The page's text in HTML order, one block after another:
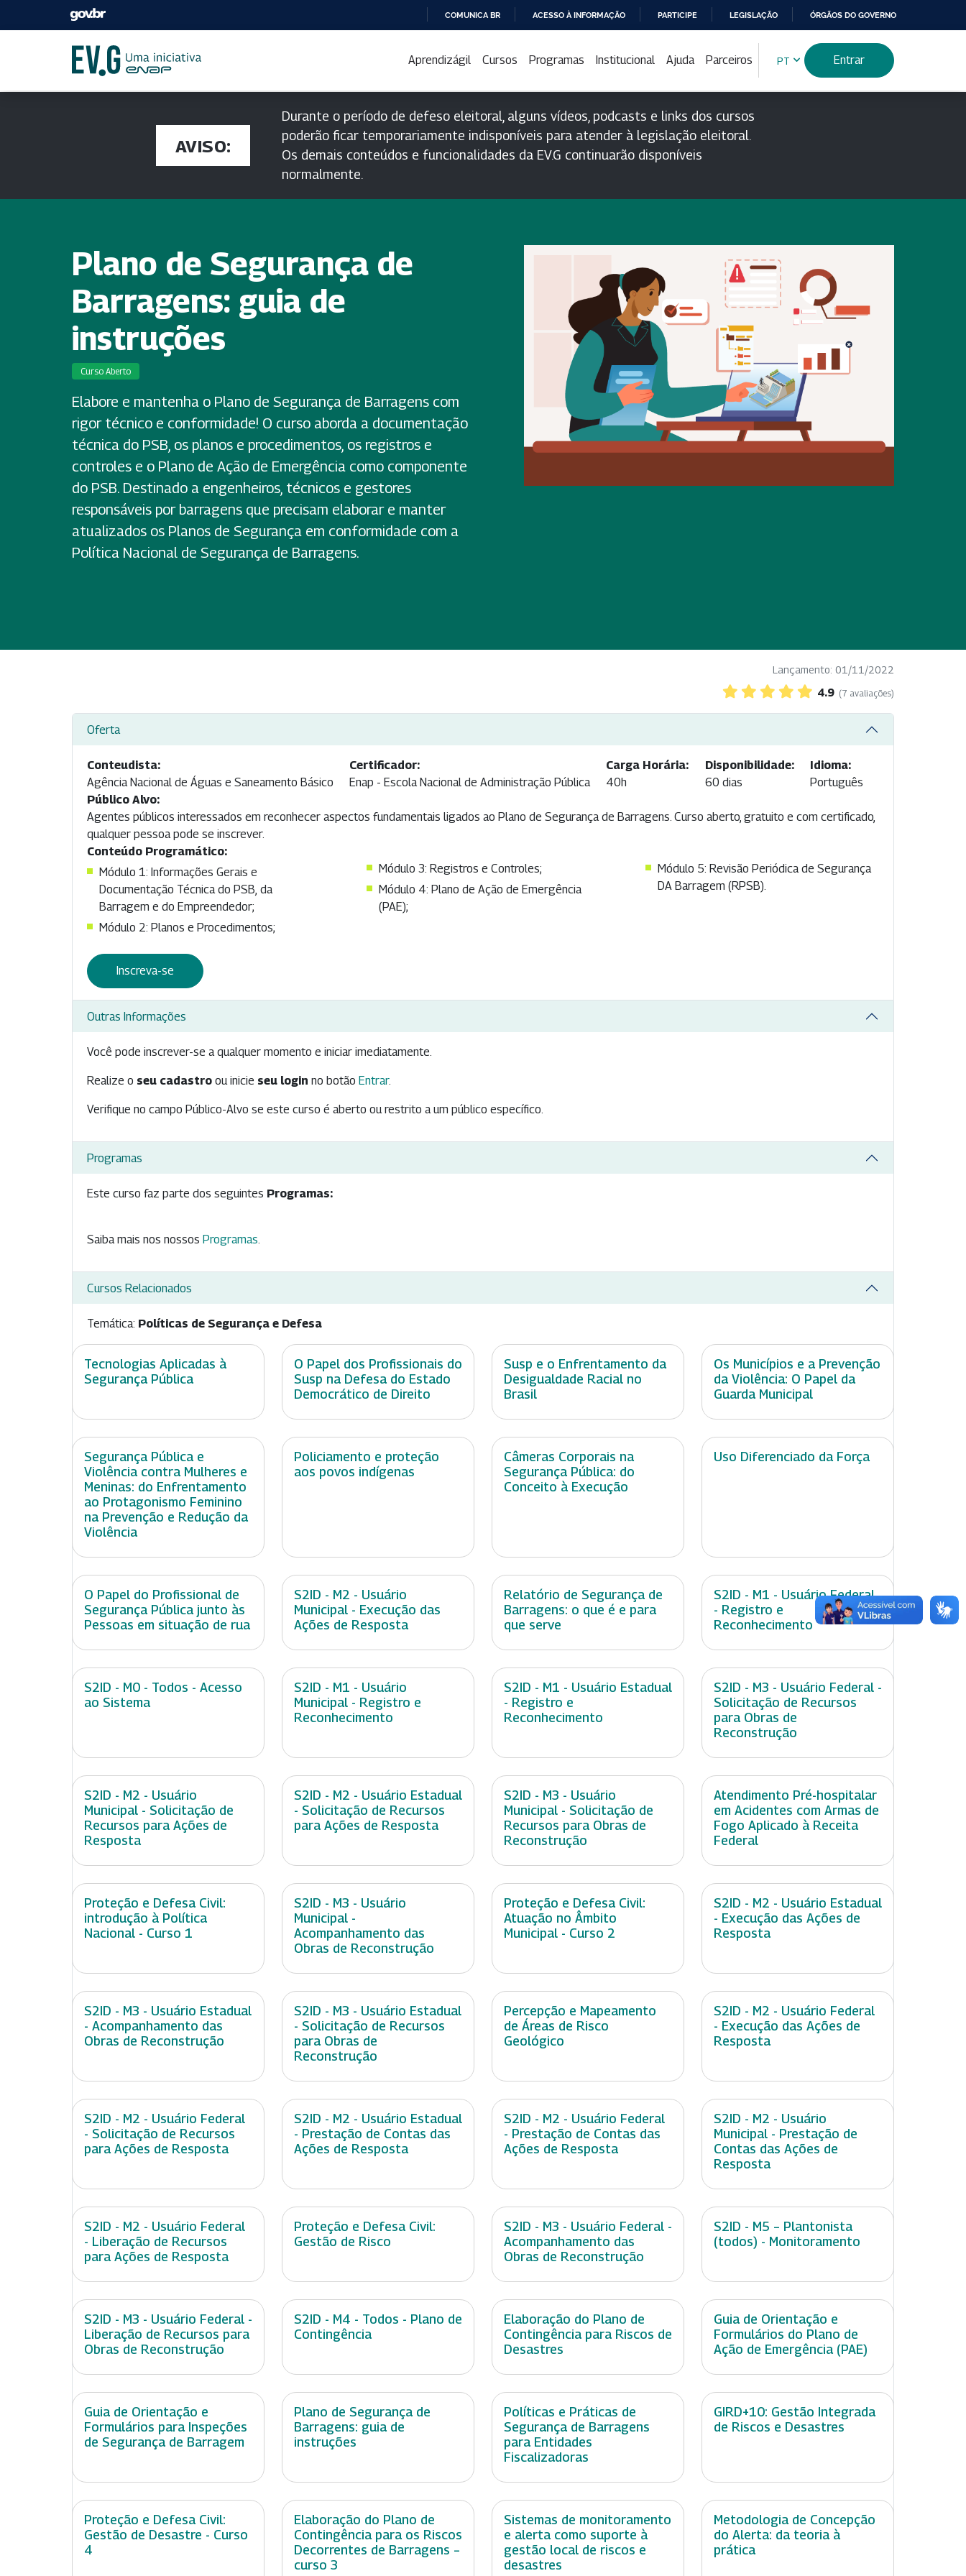
PARA
CONTEÚDO
COMUNICA BR ACESSO À INFORMAÇÃO PARTICIPE LEGISLAÇÃO ÓRGÃOS DO GOVERNO
Aprendizágil Cursos Programas Institucional Ajuda Parceiros PT Entrar
AVISO:
Durante o período de defeso eleitoral, alguns vídeos, podcasts e links dos cursos
poderão ficar temporariamente indisponíveis para atender à legislação eleitoral.
Os demais conteúdos e funcionalidades da EV.G continuarão disponíveis
normalmente.
Plano de Segurança de
Barragens: guia de
instruções
Curso Aberto
Elabore e mantenha o Plano de Segurança de Barragens com
rigor técnico e conformidade! O curso aborda a documentação
técnica do PSB, os planos e procedimentos, os registros e
controles e o Plano de Ação de Emergência como componente
do PSB. Destinado a engenheiros, técnicos e gestores
responsáveis por barragens que precisam elaborar e manter
atualizados os Planos de Segurança em conformidade com a
Política Nacional de Segurança de Barragens.
Lançamento: 01/11/2022
4.9 (7 avaliações)
Oferta
Conteudista:
Agência Nacional de Águas e Saneamento Básico
Certificador:
Enap - Escola Nacional de Administração Pública
Carga Horária:
40h
Disponibilidade:
60 dias
Idioma:
Português
Público Alvo:
Agentes públicos interessados em reconhecer aspectos fundamentais ligados ao Plano de Segurança de Barragens. Curso aberto, gratuito e com certificado,
qualquer pessoa pode se inscrever.
Conteúdo Programático:
Módulo 1: Informações Gerais e
Documentação Técnica do PSB, da
Barragem e do Empreendedor;
Módulo 2: Planos e Procedimentos;
Módulo 3: Registros e Controles;
Módulo 4: Plano de Ação de Emergência
(PAE);
Módulo 5: Revisão Periódica de Segurança
DA Barragem (RPSB).
Inscreva-se
Outras Informações
Você pode inscrever-se a qualquer momento e iniciar imediatamente.
Realize o seu cadastro ou inicie seu login no botão Entrar.
Verifique no campo Público-Alvo se este curso é aberto ou restrito a um público específico.
Programas
Este curso faz parte dos seguintes Programas:
Saiba mais nos nossos Programas.
Cursos Relacionados
Temática: Políticas de Segurança e Defesa
Tecnologias Aplicadas à
Segurança Pública
O Papel dos Profissionais do
Susp na Defesa do Estado
Democrático de Direito
Susp e o Enfrentamento da
Desigualdade Racial no
Brasil
Os Municípios e a Prevenção
da Violência: O Papel da
Guarda Municipal
Segurança Pública e
Violência contra Mulheres e
Meninas: do Enfrentamento
ao Protagonismo Feminino
na Prevenção e Redução da
Violência
Policiamento e proteção
aos povos indígenas
Câmeras Corporais na
Segurança Pública: do
Conceito à Execução
Uso Diferenciado da Força
O Papel do Profissional de
Segurança Pública junto às
Pessoas em situação de rua
S2ID - M2 - Usuário
Municipal - Execução das
Ações de Resposta
Relatório de Segurança de
Barragens: o que é e para
que serve
S2ID - M1 - Usuário Federal
- Registro e
Reconhecimento
S2ID - M0 - Todos - Acesso
ao Sistema
S2ID - M1 - Usuário
Municipal - Registro e
Reconhecimento
S2ID - M1 - Usuário Estadual
- Registro e
Reconhecimento
S2ID - M3 - Usuário Federal -
Solicitação de Recursos
para Obras de
Reconstrução
S2ID - M2 - Usuário
Municipal - Solicitação de
Recursos para Ações de
Resposta
S2ID - M2 - Usuário Estadual
- Solicitação de Recursos
para Ações de Resposta
S2ID - M3 - Usuário
Municipal - Solicitação de
Recursos para Obras de
Reconstrução
Atendimento Pré-hospitalar
em Acidentes com Armas de
Fogo Aplicado à Receita
Federal
Proteção e Defesa Civil:
introdução à Política
Nacional - Curso 1
S2ID - M3 - Usuário
Municipal -
Acompanhamento das
Obras de Reconstrução
Proteção e Defesa Civil:
Atuação no Âmbito
Municipal - Curso 2
S2ID - M2 - Usuário Estadual
- Execução das Ações de
Resposta
S2ID - M3 - Usuário Estadual
- Acompanhamento das
Obras de Reconstrução
S2ID - M3 - Usuário Estadual
- Solicitação de Recursos
para Obras de
Reconstrução
Percepção e Mapeamento
de Áreas de Risco
Geológico
S2ID - M2 - Usuário Federal
- Execução das Ações de
Resposta
S2ID - M2 - Usuário Federal
- Solicitação de Recursos
para Ações de Resposta
S2ID - M2 - Usuário Estadual
- Prestação de Contas das
Ações de Resposta
S2ID - M2 - Usuário Federal
- Prestação de Contas das
Ações de Resposta
S2ID - M2 - Usuário
Municipal - Prestação de
Contas das Ações de
Resposta
S2ID - M2 - Usuário Federal
- Liberação de Recursos
para Ações de Resposta
Proteção e Defesa Civil:
Gestão de Risco
S2ID - M3 - Usuário Federal -
Acompanhamento das
Obras de Reconstrução
S2ID - M5 – Plantonista
(todos) - Monitoramento
S2ID - M3 - Usuário Federal -
Liberação de Recursos para
Obras de Reconstrução
S2ID - M4 - Todos - Plano de
Contingência
Elaboração do Plano de
Contingência para Riscos de
Desastres
Guia de Orientação e
Formulários do Plano de
Ação de Emergência (PAE)
Guia de Orientação e
Formulários para Inspeções
de Segurança de Barragem
Plano de Segurança de
Barragens: guia de
instruções
Políticas e Práticas de
Segurança de Barragens
para Entidades
Fiscalizadoras
GIRD+10: Gestão Integrada
de Riscos e Desastres
Proteção e Defesa Civil:
Gestão de Desastre - Curso
4
Elaboração do Plano de
Contingência para os Riscos
Decorrentes de Barragens –
curso 3
Sistemas de monitoramento
e alerta como suporte à
gestão local de riscos e
desastres
Metodologia de Concepção
do Alerta: da teoria à
prática